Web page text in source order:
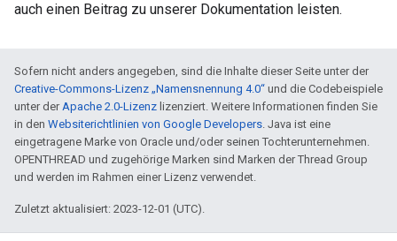
auch einen Beitrag zu unserer Dokumentation leisten.
Sofern nicht anders angegeben, sind die Inhalte dieser Seite unter der
Creative-Commons-Lizenz „Namensnennung 4.0“ und die Codebeispiele
unter derApache 2.0-Lizenz lizenziert. Weitere Informationen finden Sie
in den Websiterichtlinien von Google Developers. Java ist eine
eingetragene Marke von Oracle und/oder seinen Tochterunternehmen.
OPENTHREAD und zugehörige Marken sind Marken der Thread Group
und werden im Rahmen einer Lizenz verwendet.
Zuletzt aktualisiert: 2023-12-01 (UTC).